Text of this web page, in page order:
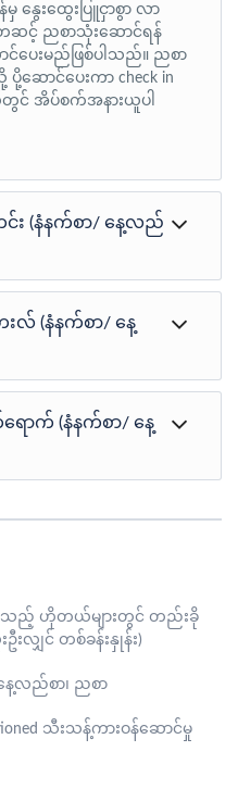
နွေးထွေးပြူငှာစွာ လာ
ဆင့် ညစာသုံးဆောင်ရန်
ပေးမည်ဖြစ်ပါသည်။ ညစာ
ောင်ပေးကာ check in
င် အိပ်စက်အနားယူပါ
င်း (နံနက်စာ/ နေ့လည်
င်ငံ၏ အမြင့်ဆုံး ဗုဒ္ဓ
Ung Pagoda၊ အလွန်
င့် ကော်ဖီသုံးဆောင်နိုင်
Garden တို့သို့ သွားရောက်
လည်စာအား ဒေသ
းနောက် Hoi An ဒေသ၏
Forest
မြို့အဖြစ် အသုံးပြုခဲ့
က်ခွာကြပါမည်။ ထို
လျောက် ဗီယက်နမ်၊ တရုတ်
ောက်လုပ်ထားခဲ့သည့်
Hall နှင့် ဘုရားကျောင်း၊
မြစ်အတွင်း မီးပုံးလွှတ်
ဖေးညစာအား ဒေသ
းလ် (နံနက်စာ/ နေ့
မီတာ) သို့ ထွက်ခွာမည်။ ထို
ဘယ်လ်ကားဖြင့် ဘန်နဟေး
Park အတွင်း 4D
ါမည်။ ဘူဖေးနေ့လည်စာ
သုံးဆောင်ကြပါမည်။ နေ့
ည်ထွက်ခွာမည်ဖြစ်ပြီး
Bridge၊ Dragon Bridge
းရောက်လည်ပတ်ကြပါမည်။
င် သုံးဆောင်ပြီးနောက် ဒါ
ဝင်ကာ အနားယူအိပ်စက်ကြ
ရောက် (နံနက်စာ/ နေ့
နှင့် Non Nuoc
သုံးဆောင်ပြီးနောက် Dua
ပြီး၊ ညနေပိုင်း လေဆိပ်သို့
စီအစဉ်များဖြင့်
in ဝင်ကာ မြန်မာနိုင်ငံရှိ
ဖြစ်ပါသည်။
းသည့် ဟိုတယ်များတွင် တည်းခို
ဦးလျှင် တစ်ခန်းနှုန်း)
ေ့လည်စာ၊ ညစာ
သီးသန့်ကားဝန်ဆောင်မှု